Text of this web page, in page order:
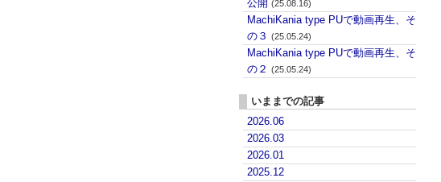
公開 (25.08.16)
MachiKania type PUで動画再生、そ
の３ (25.05.24)
MachiKania type PUで動画再生、そ
の２ (25.05.24)
いままでの記事
2026.06
2026.03
2026.01
2025.12